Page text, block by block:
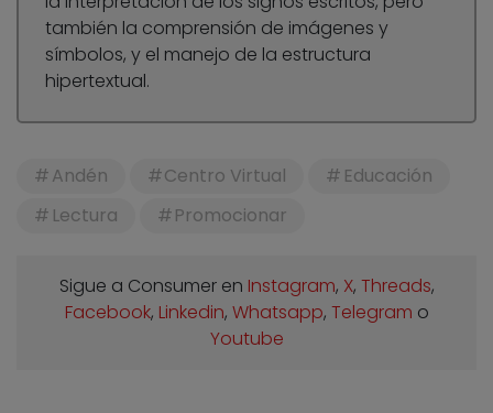
también la comprensión de imágenes y
símbolos, y el manejo de la estructura
hipertextual.
Andén Centro Virtual
Educación
Lectura
Promocionar
Sigue a Consumer en Instagram, X, Threads,
Facebook, Linkedin, Whatsapp, Telegram o
Youtube